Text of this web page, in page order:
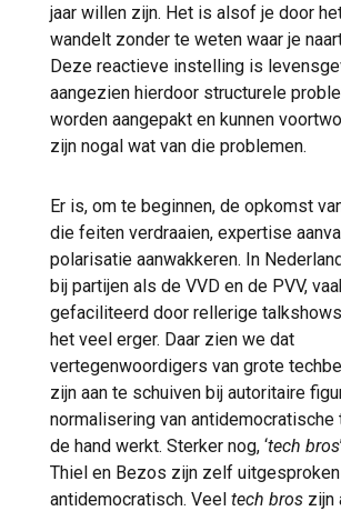
jaar willen zijn. Het is alsof je door
wandelt zonder te weten waar je
Deze reactieve instelling is
aangezien hierdoor structurele
worden aangepakt en kunnen
zijn nogal wat van die problemen.
Er is, om te beginnen, de opkomst
die feiten verdraaien, expertise
polarisatie aanwakkeren. In
bij partijen als de VVD en de PVV,
gefaciliteerd door rellerige
het veel erger. Daar zien we dat
vertegenwoordigers van grote
zijn aan te schuiven bij autoritaire
normalisering van antidemocratische
de hand werkt. Sterker nog, ‘tech bros
Thiel en Bezos zijn zelf uitgesproken
antidemocratisch. Veel tech bros zijn